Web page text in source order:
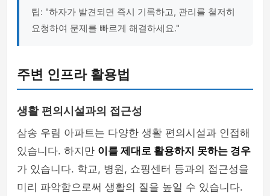
팁: "하자가 발견되면 즉시 기록하고, 관리를 철저히
요청하여 문제를 빠르게 해결하세요."
주변 인프라 활용법
생활 편의시설과의 접근성
삼송 우림 아파트는 다양한 생활 편의시설과 인접해
있습니다. 하지만 이를 제대로 활용하지 못하는 경우
가 있습니다. 학교, 병원, 쇼핑센터 등과의 접근성을
미리 파악함으로써 생활의 질을 높일 수 있습니다.